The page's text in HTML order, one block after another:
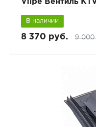
Vilpe Вентиль
В наличии
8 370 руб. 9 000